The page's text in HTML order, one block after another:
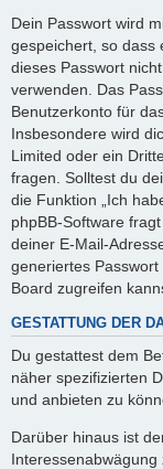
Dein Passwort wird
gespeichert, so dass
dieses Passwort
verwenden. Das
Benutzerkonto für
Insbesondere wird
Limited oder ein
fragen. Solltest du
die Funktion „Ich
phpBB-Software
deiner E-Mail-
generiertes
Board zugreifen
GESTATTUNG DER
Du gestattest dem
näher spezifizierten
und anbieten zu
Darüber hinaus ist